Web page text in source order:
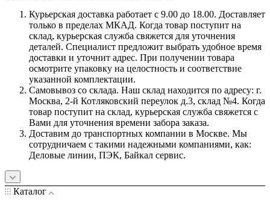
Курьерская доставка работает с 9.00 до 18.00. Доставляет
только в пределах МКАД. Когда товар поступит на
склад, курьерская служба свяжется для уточнения
деталей. Специалист предложит выбрать удобное время
доставки и уточнит адрес. При получении товара
осмотрите упаковку на целостность и соответствие
указанной комплектации.
Самовывоз со склада. Наш склад находится по адресу: г.
Москва, 2-й Котляковский переулок д.3, склад №4. Когда
товар поступит на склад, курьерская служба свяжется с
Вами для уточнения времени забора заказа.
Доставим до транспортных компании в Москве. Мы
сотрудничаем с такими надежными компаниями, как:
Деловые линии, ПЭК, Байкал сервис.
Каталог